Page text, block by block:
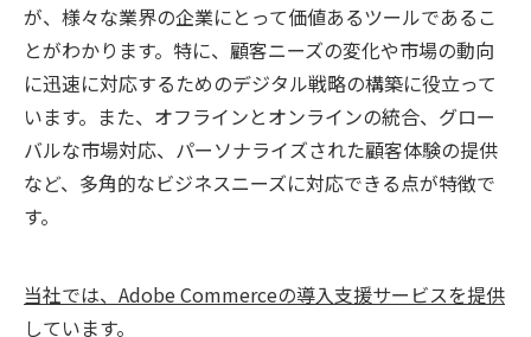
が、様々な業界の企業にとって価値あるツールであるこ
とがわかります。特に、顧客ニーズの変化や市場の動向
に迅速に対応するためのデジタル戦略の構築に役立って
います。また、オフラインとオンラインの統合、グロー
バルな市場対応、パーソナライズされた顧客体験の提供
など、多角的なビジネスニーズに対応できる点が特徴で
す。
当社では、Adobe Commerceの導入支援サービスを提供
しています。